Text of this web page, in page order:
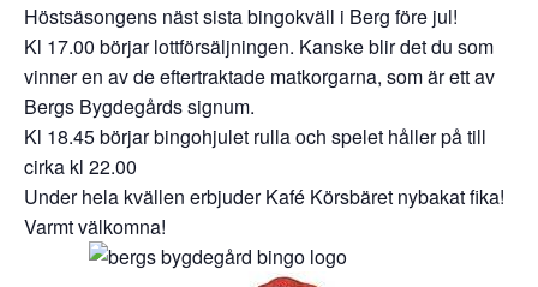
Höstsäsongens näst sista bingokväll i Berg före jul!
Kl 17.00 börjar lottförsäljningen. Kanske blir det du som
vinner en av de eftertraktade matkorgarna, som är ett av
Bergs Bygdegårds signum.
Kl 18.45 börjar bingohjulet rulla och spelet håller på till
cirka kl 22.00
Under hela kvällen erbjuder Kafé Körsbäret nybakat fika!
Varmt välkomna!